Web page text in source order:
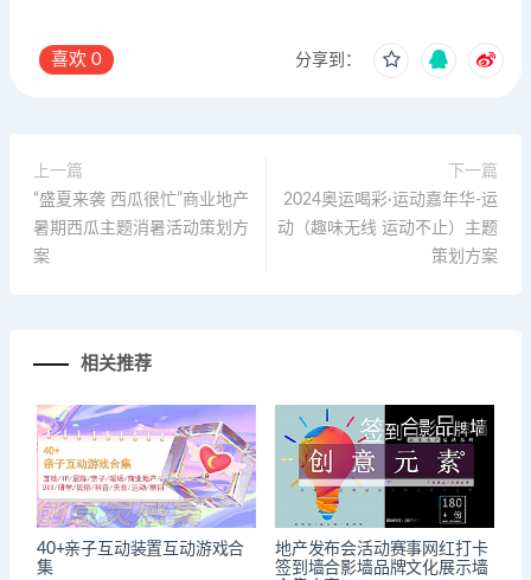
喜欢 0 分享到：
上一篇
“盛夏来袭 西瓜很忙”商业地产
暑期西瓜主题消暑活动策划方
案
下一篇
2024奥运喝彩·运动嘉年华-运
动（趣味无线 运动不止）主题
策划方案
相关推荐
40+亲子互动装置互动游戏合
集
地产发布会活动赛事网红打卡
签到墙合影墙品牌文化展示墙